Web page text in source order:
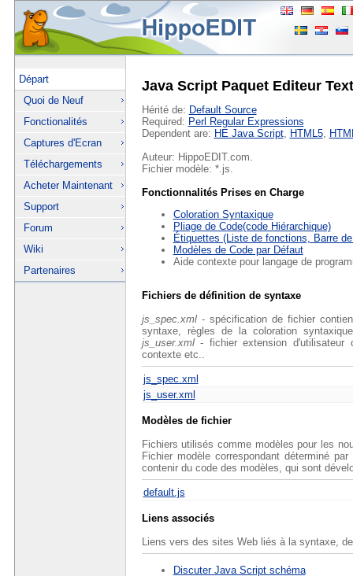
Départ
Quoi de Neuf
Fonctionalités
Captures d'Ecran
Téléchargements
Acheter Maintenant
Support
Forum
Wiki
Partenaires
Java Script Paquet Editeur
Hérité de: Default Source
Required: Perl Regular Expressions
Dependent are: HE Java Script, HTML5,
Auteur: HippoEDIT.com.
Fichier modèle: *.js.
Fonctionnalités Prises en Charge
Coloration Syntaxique
Pliage de Code(code Hiérarchique)
Étiquettes (Liste de fonctions, Barre
Modèles de Code par Défaut
Aide contexte pour langage de
Fichiers de définition de syntaxe
js_spec.xml- spécification de fichier
syntaxe, règles de la coloration
js_user.xml- fichier extension d'utilisateur
contexte etc..
js_spec.xml
js_user.xml
Modèles de fichier
Fichiers utilisés comme modèles pour les
Fichier modèle correspondant déterminé
contenir du code des modèles, qui sont
default.js
Liens associés
Liens vers des sites Web liés à la syntaxe,
Discuter Java Script schéma